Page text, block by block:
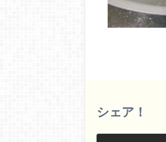
シェア！